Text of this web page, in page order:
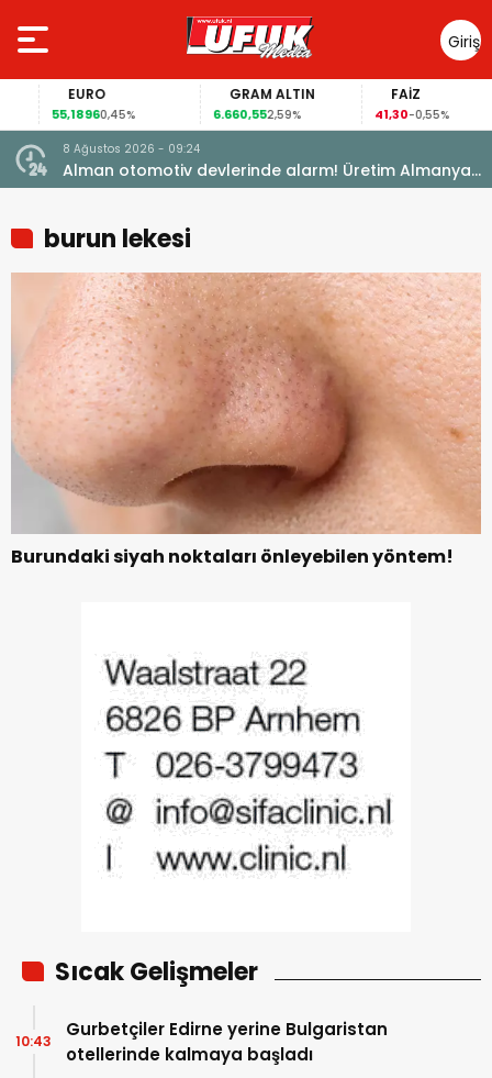
Giriş
Yap
EURO
55,18960,45%
GRAM ALTIN
6.660,552,59%
FAİZ
41,30-0,55%
8 Ağustos 2026 - 09:24
Alman otomotiv devlerinde alarm! Üretim Almanya
dışına kayıyor
burun lekesi
Burundaki siyah noktaları önleyebilen yöntem!
Sıcak Gelişmeler
Gurbetçiler Edirne yerine Bulgaristan
otellerinde kalmaya başladı
10:43